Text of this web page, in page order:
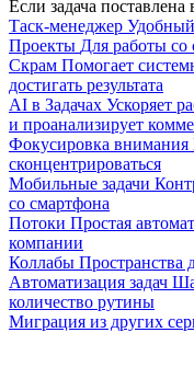
Если задача
Таск-менеджер
Проекты Для работы со
Скрам Помогает
достигать результата
AI в Задачах Ускоряет
и проанализирует
Фокусировка внимания
сконцентрироваться
Мобильные задачи
со смартфона
Потоки Простая
компании
Коллабы Пространства
Автоматизация задач
количество рутины
Миграция из других